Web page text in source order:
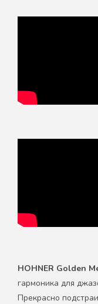
HOHNER Golden
гармоника для
Прекрасно